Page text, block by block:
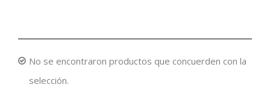
No se encontraron productos que concuerden con la
selección.